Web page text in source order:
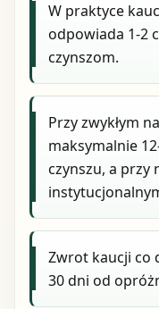
W praktyce
odpowiada 1-2
czynszom.
Przy zwykłym
maksymalnie
czynszu, a przy
Zwrot kaucji co
30 dni od